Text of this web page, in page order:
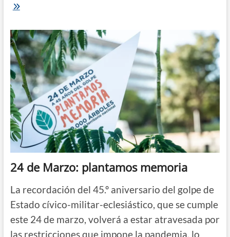
Un
cada
uno
de
los
30
000
24 de Marzo: plantamos memoria
La recordación del 45.º aniversario del golpe de
Estado cívico-militar-eclesiástico, que se cumple
este 24 de marzo, volverá a estar atravesada por
las restricciones que impone la pandemia, lo